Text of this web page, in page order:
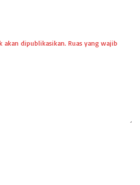
akan dipublikasikan. Ruas yang wajib